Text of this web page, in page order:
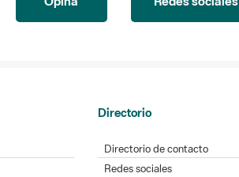
Directorio
Directorio de contacto
Redes sociales